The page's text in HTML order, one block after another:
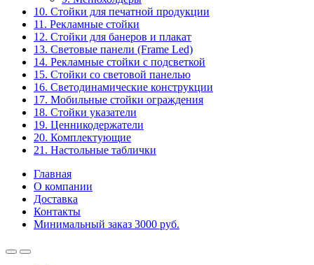
10. Стойки для печатной продукции
11. Рекламные стойки
12. Стойки для банеров и плакат
13. Световые панели (Frame Led)
14. Рекламные стойки с подсветкой
15. Стойки со световой панелью
16. Светодинамические конструкции
17. Мобильные стойки ограждения
18. Стойки указатели
19. Ценникодержатели
20. Комплектующие
21. Настольные таблички
Главная
О компании
Доставка
Контакты
Минимальный заказ 3000 руб.